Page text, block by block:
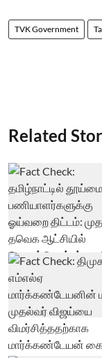
TVK Government
Related